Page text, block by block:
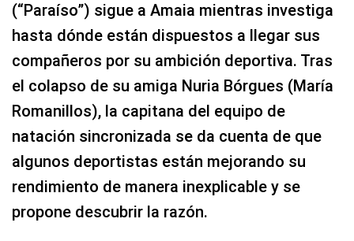
(“Paraíso”) sigue a Amaia mientras investiga
hasta dónde están dispuestos a llegar sus
compañeros por su ambición deportiva. Tras
el colapso de su amiga Nuria Bórgues (María
Romanillos), la capitana del equipo de
natación sincronizada se da cuenta de que
algunos deportistas están mejorando su
rendimiento de manera inexplicable y se
propone descubrir la razón.